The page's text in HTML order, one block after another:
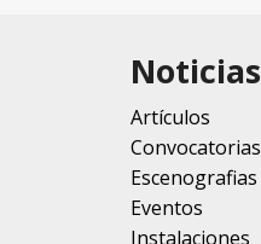
Noticias
Artículos
Convocatorias
Escenografias
Eventos
Instalaciones